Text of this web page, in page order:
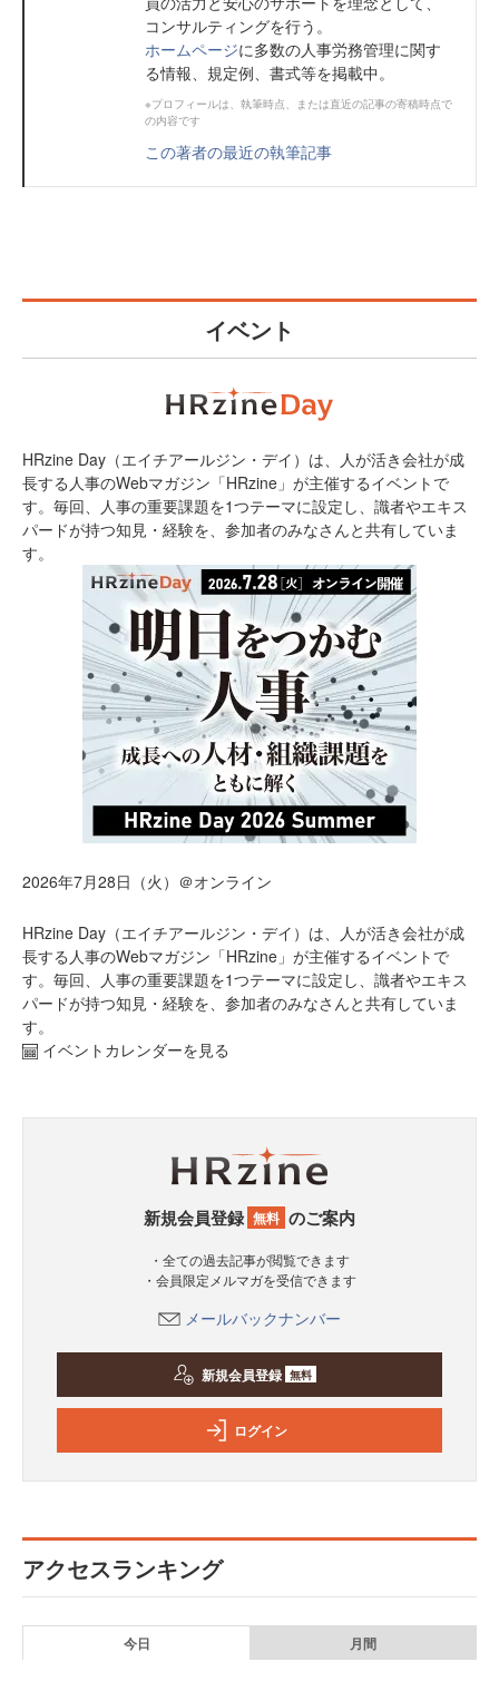
コンサルティングを行う。
ホームページに多数の人事労務管理に関す
る情報、規定例、書式等を掲載中。
※プロフィールは、執筆時点、または直近の記事の寄稿時点で
の内容です
この著者の最近の執筆記事
イベント
HRzine Day（エイチアールジン・デイ）は、人が活き会社が成
長する人事のWebマガジン「HRzine」が主催するイベントで
す。毎回、人事の重要課題を1つテーマに設定し、識者やエキス
パードが持つ知見・経験を、参加者のみなさんと共有していま
す。
2026年7月28日（火）＠オンライン
HRzine Day（エイチアールジン・デイ）は、人が活き会社が成
長する人事のWebマガジン「HRzine」が主催するイベントで
す。毎回、人事の重要課題を1つテーマに設定し、識者やエキス
パードが持つ知見・経験を、参加者のみなさんと共有していま
す。
イベントカレンダーを見る
新規会員登録 無料 のご案内
・全ての過去記事が閲覧できます
・会員限定メルマガを受信できます
メールバックナンバー
新規会員登録 無料
ログイン
アクセスランキング
今日 月間